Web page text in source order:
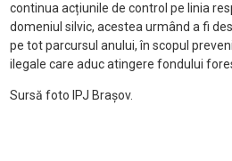
continua acțiunile de control pe linia
domeniul silvic, acestea urmând a fi
pe tot parcursul anului, în scopul
ilegale care aduc atingere fondului
Sursă foto IPJ Brașov.